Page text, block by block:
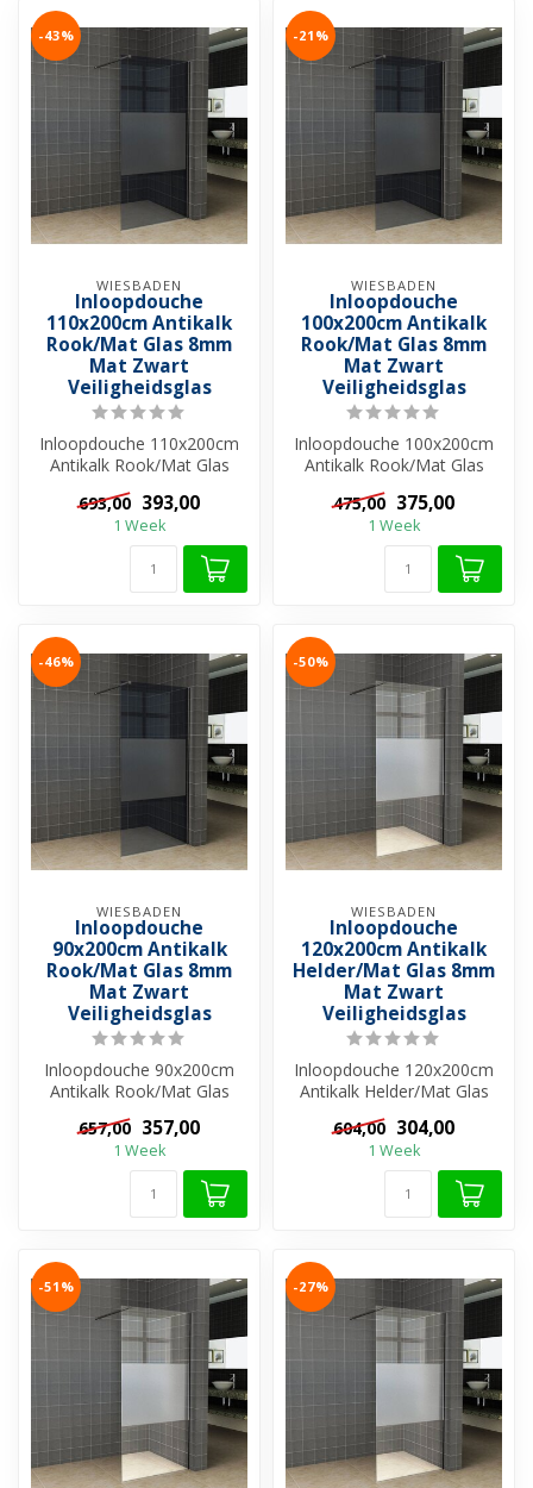
-43%
WIESBADEN
Inloopdouche
110x200cm Antikalk
Rook/Mat Glas 8mm
Mat Zwart
Veiligheidsglas
Inloopdouche 110x200cm
Antikalk Rook/Mat Glas
8mm Mat Zwart
Veiligheidsglas
693,00 393,00
1 Week
-21%
WIESBADEN
Inloopdouche
100x200cm Antikalk
Rook/Mat Glas 8mm
Mat Zwart
Veiligheidsglas
Inloopdouche 100x200cm
Antikalk Rook/Mat Glas
8mm Mat Zwart
Veiligheidsglas
475,00 375,00
1 Week
-46%
WIESBADEN
Inloopdouche
90x200cm Antikalk
Rook/Mat Glas 8mm
Mat Zwart
Veiligheidsglas
Inloopdouche 90x200cm
Antikalk Rook/Mat Glas
Veiligheidsglas
657,00 357,00
1 Week
-50%
WIESBADEN
Inloopdouche
120x200cm Antikalk
Helder/Mat Glas 8mm
Mat Zwart
Veiligheidsglas
Inloopdouche 120x200cm
Antikalk Helder/Mat Glas
Veiligheidsglas
604,00 304,00
1 Week
-51% -27%